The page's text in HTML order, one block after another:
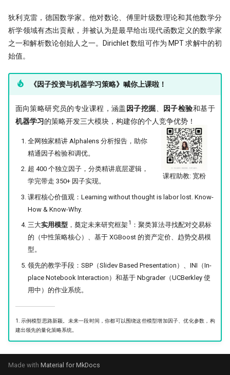
狄利克雷，德国数学家。他对数论、傅里叶级数理论和其他数学分
析学领域有杰出贡献，并被认为是最早给出现代函数定义的数学家
之一和解析数论创始人之一。Dirichlet 数组可作为 MPT 求解中的初
始值。
《因子投资与机器学习策略》喊你上课啦！
面向策略研究员的专业课程，涵盖因子挖掘 因子检验和基于
机器学习的策略开发三大模块，构建你的个人竞争优势！
课程助教: 宽粉
全网独家精讲 Alphalens 分析报告，助你
精通因子检验和调优。
超 400 个独立因子，分类精讲底层逻辑，
学完带走 350+ 因子实现。
课程核心价值观：Learning without thought is labor lost. Know-
How & Know-Why.
三大实用模型 ，奠定未来研究框架1 ：聚类算法寻找配对交易标
的（中性策略核心）、基于 XGBoost 的资产定价、趋势交易模
型。
领先的教学手段：SBP（Slidev Based Presentation）、INI（In-
place Notebook Interaction）和基于 Nbgrader（UCBerkley 使
用中）的作业系统。
1. 示例模型思路新颖。未来一段时间，你都可以围绕这些模型增加因子、优化参数，构
建出领先的量化策略系统。
Made with Material for MkDocs